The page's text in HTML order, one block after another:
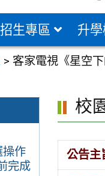
招生專區 升
>客家電視《星空
操作
完成
校
公告主